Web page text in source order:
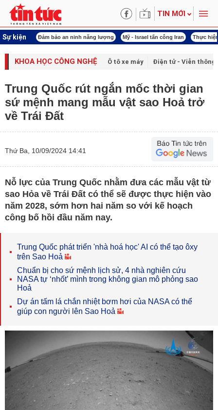
TIN MỚI
Sự kiện
năng lượng Mỹ - Israel tấn công Iran Thực hiện Nghị quyết 80 Thực hiện
KHOA HỌC CÔNG NGHỆ Ô tô xe máy Điện tử - Viễn thông
Trung Quốc rút ngắn mốc thời gian
sứ mệnh mang mẫu vật sao Hoả trở
về Trái Đất
Thứ Ba, 10/09/2024 14:41
Nỗ lực của Trung Quốc nhằm đưa các mẫu vật từ
sao Hỏa về Trái Đất có thể sẽ được thực hiện vào
năm 2028, sớm hơn hai năm so với kế hoạch
công bố hồi đầu năm nay.
Trung Quốc phát triển 'nhà hoá học' AI có thể tạo ôxy
trên Sao Hoả
Chuẩn bị cho sứ mệnh lịch sử, 4 nhà nghiên cứu
NASA tự ‘nhốt’ mình trong không gian mô phỏng sao
Hoả
Dự án tấm lá chắn nhiệt bơm hơi của NASA có thể
giúp con người lên Sao Hoả